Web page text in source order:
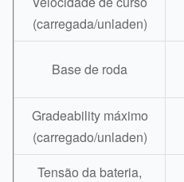
(carregada/unladen)
Base de roda
Gradeability máximo
(carregado/unladen)
Tensão da bateria,